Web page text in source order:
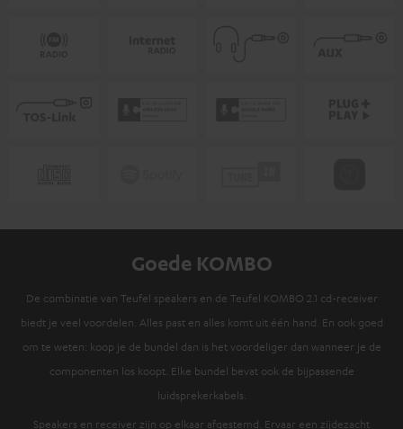
Goede KOMBO
De combinatie van Teufel speakers en de Teufel KOMBO 2.1 cd-receiver
biedt je veel voordelen. Alles past en alles komt uit één hand. En ook goed
om te weten: koop je de bundel dan is het voordeliger dan wanneer je de
componenten los koopt. Elke bundel bevat ook de bijpassende
luidsprekerkabels.
Speakers en receiver zijn op elkaar afgestemd. Ervaar een zijdezacht